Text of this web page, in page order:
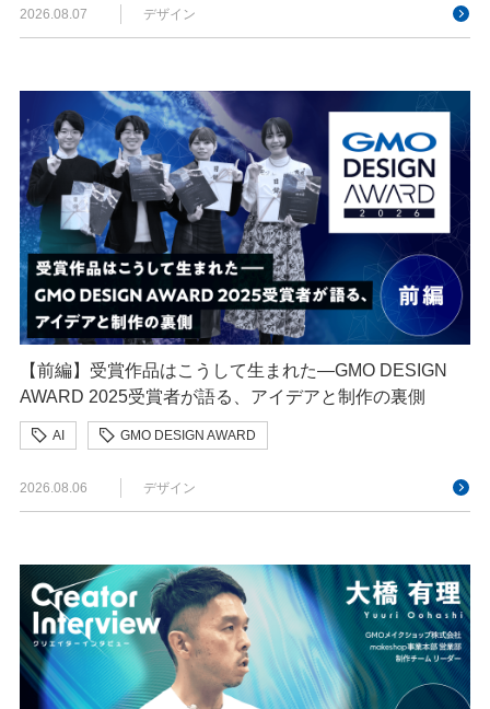
2026.08.07
デザイン
【前編】受賞作品はこうして生まれた—GMO DESIGN
AWARD 2025受賞者が語る、アイデアと制作の裏側
AI
GMO DESIGN AWARD
2026.08.06
デザイン